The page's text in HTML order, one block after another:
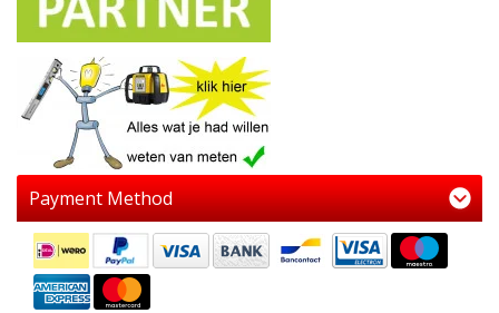
Payment Method